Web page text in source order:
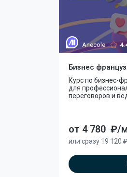
Anecole
Бизнес
Курс по бизнес-
для
переговоров и
от 4 780 ₽/
или сразу 19 120 ₽